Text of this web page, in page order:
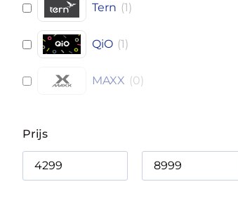
Tern (1)
QiO (1)
MAXX (0)
Prijs